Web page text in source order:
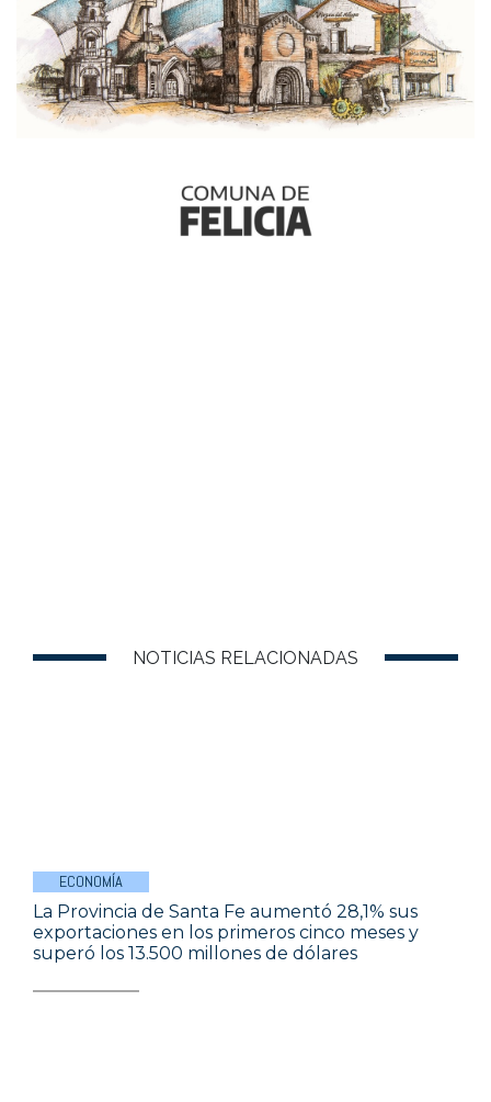
NOTICIAS RELACIONADAS
ECONOMÍA
La Provincia de Santa Fe aumentó 28,1% sus
exportaciones en los primeros cinco meses y
superó los 13.500 millones de dólares